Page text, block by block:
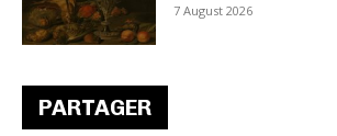
PARTAGER
7 August 2026